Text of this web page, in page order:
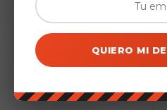
QUIERO MI
Celebra con